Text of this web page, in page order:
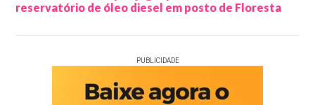
reservatório de óleo diesel em posto de Floresta
PUBLICIDADE